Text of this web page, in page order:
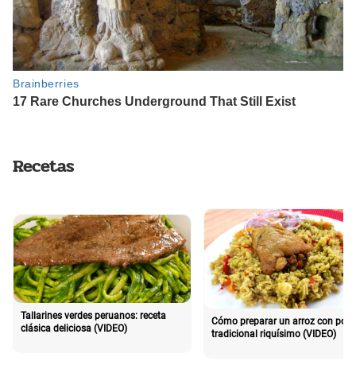
Recetas
Tallarines verdes peruanos: receta
clásica deliciosa (VIDEO)
Cómo preparar un arroz con pollo
tradicional riquísimo (VIDEO)